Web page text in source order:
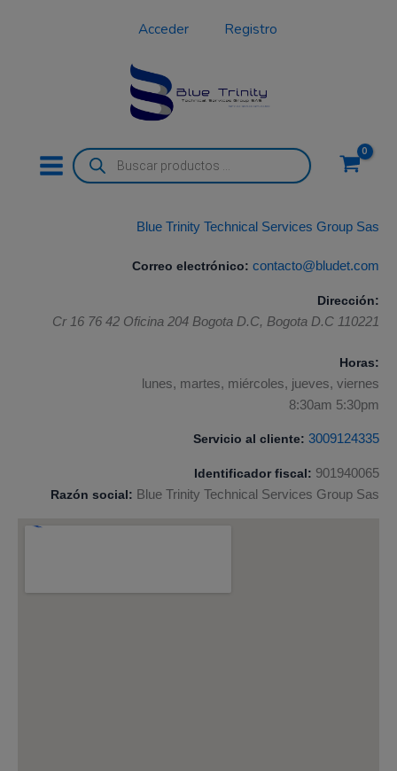
Acceder Registro
Búsqueda
de
productos
Blue Trinity Technical Services Group Sas
Correo electrónico: contacto@bludet.com
Dirección:
Cr 16 76 42 Oficina 204 Bogota D.C, Bogota D.C 110221
Horas:
lunes, martes, miércoles, jueves, viernes
8:30am 5:30pm
Servicio al cliente: 3009124335
Identificador fiscal: 901940065
Razón social: Blue Trinity Technical Services Group Sas